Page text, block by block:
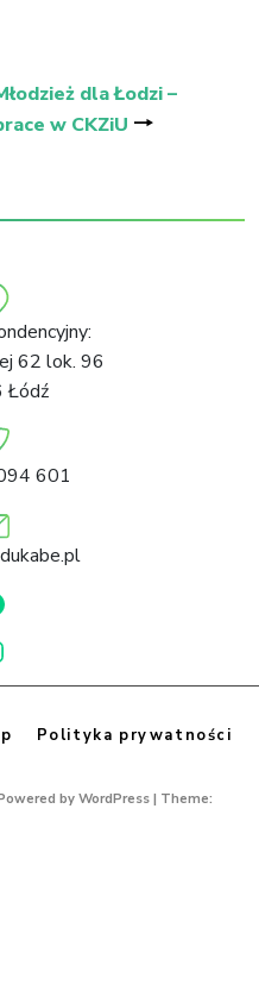
dla Łodzi –
w CKZiU 🠒
62 lok. 96
Łódź
601
Polityka prywatności
by WordPress | Theme: